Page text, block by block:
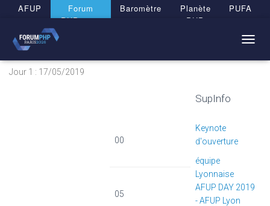
AFUP
Forum
PHP 2026
Baromètre
Planète
PHP
PUFA
O
T
Jour 1 : 17/05/2019
SupInfo
00
Keynote
d'ouverture
équipe
Lyonnaise
AFUP DAY 2019
- AFUP Lyon
05
Panneau de gestion des cookies